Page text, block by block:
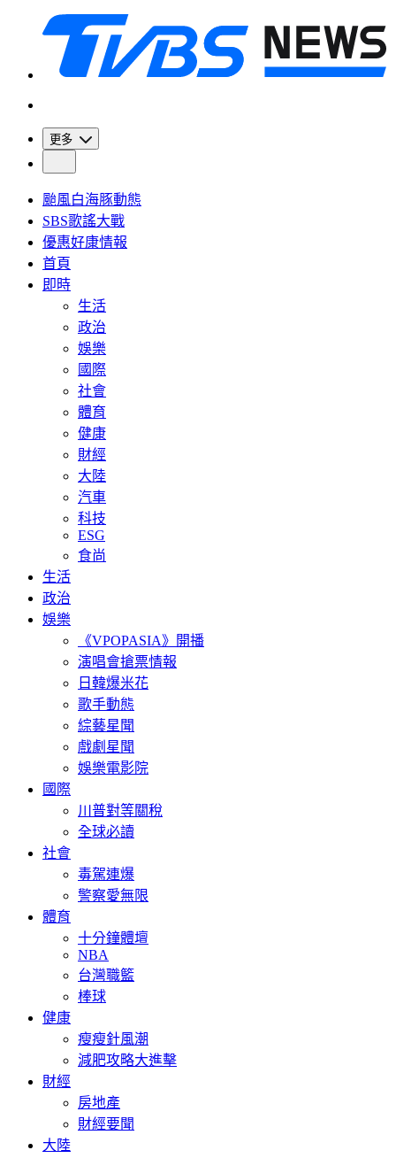
更多
颱風白海豚動態
SBS歌謠大戰
優惠好康情報
首頁
即時
生活
政治
娛樂
國際
社會
體育
健康
財經
大陸
汽車
科技
ESG
食尚
生活
政治
娛樂
《VPOPASIA》開播
演唱會搶票情報
日韓爆米花
歌手動態
綜藝星聞
戲劇星聞
娛樂電影院
國際
川普對等關稅
全球必讀
社會
毒駕連爆
警察愛無限
體育
十分鐘體壇
NBA
台灣職籃
棒球
健康
瘦瘦針風潮
減肥攻略大進擊
財經
房地產
財經要聞
大陸